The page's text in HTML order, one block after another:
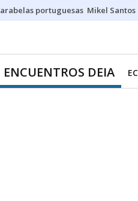
portuguesas Mikel Santos
ENCUENTROS DEIA